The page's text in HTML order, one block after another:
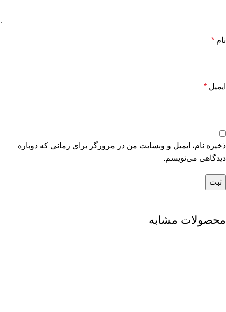
نام *
ایمیل *
ذخیره نام، ایمیل و وبسایت من در مرورگر برای زمانی که دوباره
دیدگاهی می‌نویسم.
محصولات مشابه